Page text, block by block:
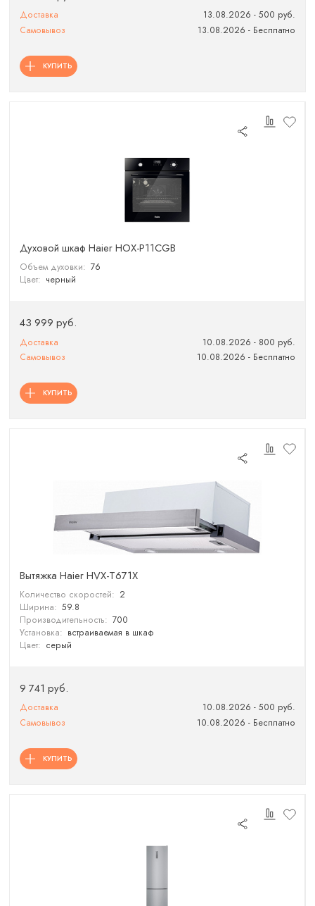
Доставка
13.08.2026 - 500 руб.
Самовывоз
13.08.2026 - Бесплатно
КУПИТЬ
Духовой шкаф Haier HOX-P11CGB
Объем духовки: 76
Цвет: черный
43 999 руб.
Доставка
10.08.2026 - 800 руб.
Самовывоз
10.08.2026 - Бесплатно
КУПИТЬ
Вытяжка Haier HVX-T671X
Количество скоростей: 2
Ширина: 59.8
Производительность: 700
Установка: встраиваемая в шкаф
Цвет: серый
9 741 руб.
Доставка
10.08.2026 - 500 руб.
Самовывоз
10.08.2026 - Бесплатно
КУПИТЬ